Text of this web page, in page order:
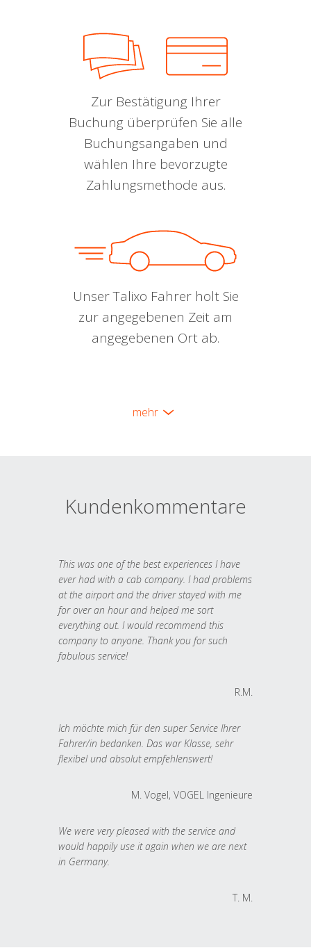
Zur Bestätigung Ihrer
Buchung überprüfen Sie alle
Buchungsangaben und
wählen Ihre bevorzugte
Zahlungsmethode aus.
Unser Talixo Fahrer holt Sie
zur angegebenen Zeit am
angegebenen Ort ab.
mehr
Kundenkommentare
This was one of the best experiences I have
ever had with a cab company. I had problems
at the airport and the driver stayed with me
for over an hour and helped me sort
everything out. I would recommend this
company to anyone. Thank you for such
fabulous service!
R.M.
Ich möchte mich für den super Service Ihrer
Fahrer/in bedanken. Das war Klasse, sehr
flexibel und absolut empfehlenswert!
M. Vogel, VOGEL Ingenieure
We were very pleased with the service and
would happily use it again when we are next
in Germany.
T. M.